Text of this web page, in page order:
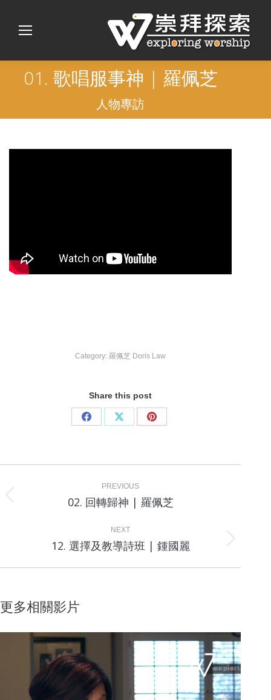
01. 歌唱服事神 | 羅佩芝
人物專訪
Category: 羅佩芝 Doris Law
Share this post
Share
Share
Share
navigation
PREVIOUS
Previous
project:
02. 回轉歸神 | 羅佩芝
NEXT
Next
project:
12. 選擇及教導詩班 | 鍾國麗
更多相關影片